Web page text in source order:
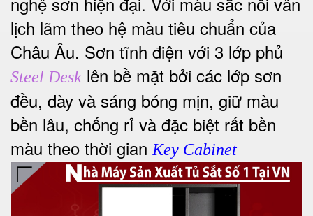
lịch lãm theo hệ màu tiêu chuẩn của
Châu Âu. Sơn tĩnh điện với 3 lớp phủ
Steel Desk lên bề mặt bởi các lớp sơn
đều, dày và sáng bóng mịn, giữ màu
bền lâu, chống rỉ và đặc biệt rất bền
màu theo thời gian Key Cabinet